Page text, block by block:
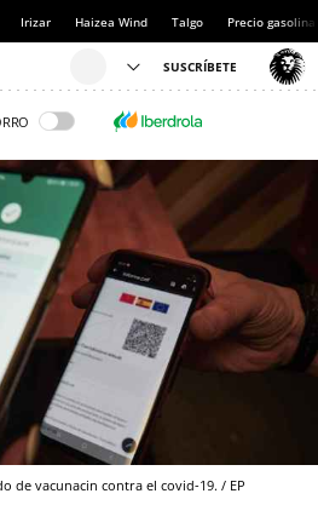
Irizar Haizea Wind Talgo Precio gasolina
de vacunacin contra el covid-19. / EP